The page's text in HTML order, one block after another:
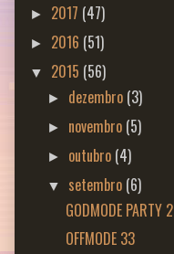
► 2017 (47)
► 2016 (51)
▼ 2015 (56)
► dezembro (3)
► novembro (5)
► outubro (4)
▼ setembro (6)
GODMODE PARTY 2
OFFMODE 33